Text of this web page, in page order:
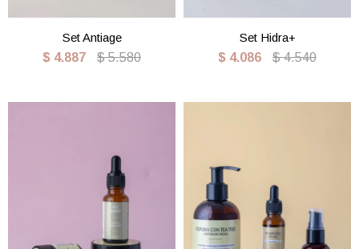
Set Antiage
$ 4.887 $ 5.580
Set Hidra+
$ 4.086 $ 4.540